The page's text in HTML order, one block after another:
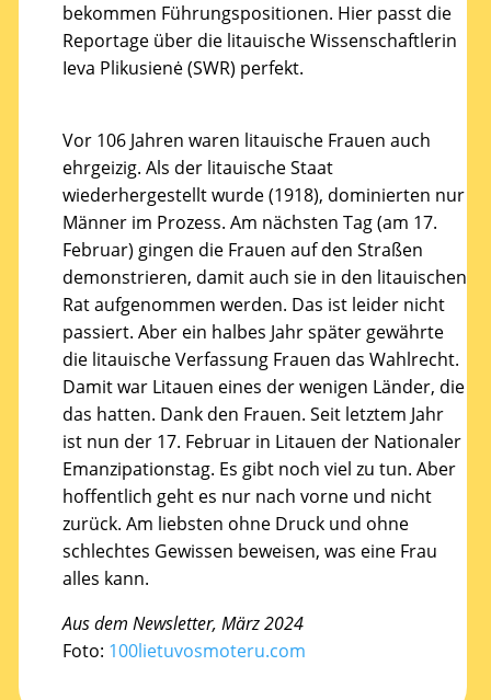
bekommen Führungspositionen. Hier passt die
Reportage über die litauische Wissenschaftlerin
Ieva Plikusienė (SWR) perfekt.
Vor 106 Jahren waren litauische Frauen auch
ehrgeizig. Als der litauische Staat
wiederhergestellt wurde (1918), dominierten nur
Männer im Prozess. Am nächsten Tag (am 17.
Februar) gingen die Frauen auf den Straßen
demonstrieren, damit auch sie in den litauischen
Rat aufgenommen werden. Das ist leider nicht
passiert. Aber ein halbes Jahr später gewährte
die litauische Verfassung Frauen das Wahlrecht.
Damit war Litauen eines der wenigen Länder, die
das hatten. Dank den Frauen. Seit letztem Jahr
ist nun der 17. Februar in Litauen der Nationaler
Emanzipationstag. Es gibt noch viel zu tun. Aber
hoffentlich geht es nur nach vorne und nicht
zurück. Am liebsten ohne Druck und ohne
schlechtes Gewissen beweisen, was eine Frau
alles kann.
Aus dem Newsletter, März 2024
Foto: 100lietuvosmoteru.com